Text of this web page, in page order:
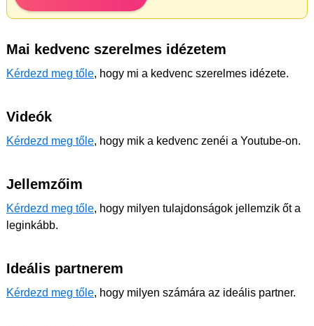
Mai kedvenc szerelmes idézetem
Kérdezd meg tőle, hogy mi a kedvenc szerelmes idézete.
Videók
Kérdezd meg tőle, hogy mik a kedvenc zenéi a Youtube-on.
Jellemzőim
Kérdezd meg tőle, hogy milyen tulajdonságok jellemzik őt a
leginkább.
Ideális partnerem
Kérdezd meg tőle, hogy milyen számára az ideális partner.